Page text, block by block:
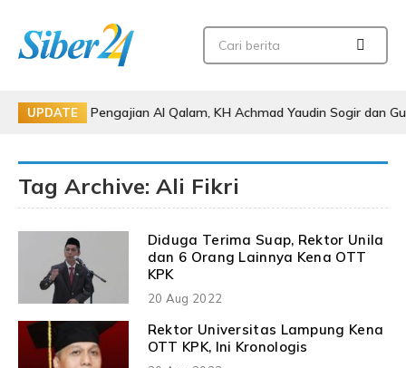
UPDATE
Pengajian Al Qalam, KH Achmad Yaudin Sogir dan Gus Sholeh
Tag Archive: Ali Fikri
Diduga Terima Suap, Rektor Unila
dan 6 Orang Lainnya Kena OTT
KPK
20 Aug 2022
Rektor Universitas Lampung Kena
OTT KPK, Ini Kronologis